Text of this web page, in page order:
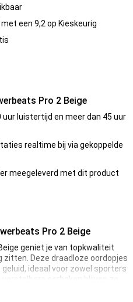
een 9,2 op Kieskeurig
Pro 2 Beige
luistertijd en meer dan 45 uur
realtime bij via gekoppelde
meegeleverd met dit product
Pro 2 Beige
geniet je van topkwaliteit
zitten. Deze draadloze oordopjes
ideaal voor zowel sporters
oorhaken blijven ze
meest intensieve workouts. De